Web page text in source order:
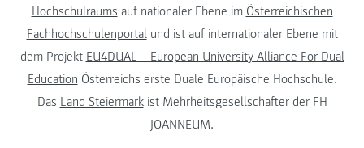
Hochschulraums auf nationaler Ebene im Österreichischen
Fachhochschulenportalund ist auf internationaler Ebene mit
dem Projekt EU4DUAL – European University Alliance For Dual
Education Österreichs erste Duale Europäische Hochschule.
Das Land Steiermarkist Mehrheitsgesellschafter der FH
JOANNEUM.